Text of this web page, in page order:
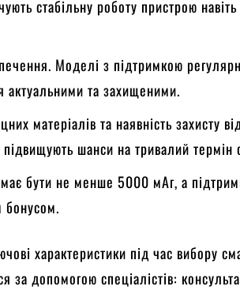
стабільну роботу пристрою навіть
Моделі з підтримкою
актуальними та захищеними.
матеріалів та наявність захисту
шанси на тривалий термін
бути не менше 5000 мАг, а
бонусом.
характеристики під час вибору
допомогою спеціалістів: